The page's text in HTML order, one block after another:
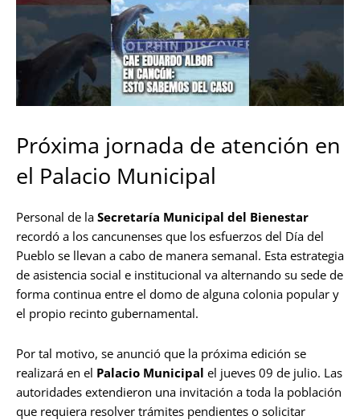
Próxima jornada de atención en
el Palacio Municipal
Personal de la Secretaría Municipal del Bienestar
recordó a los cancunenses que los esfuerzos del Día del
Pueblo se llevan a cabo de manera semanal. Esta estrategia
de asistencia social e institucional va alternando su sede de
forma continua entre el domo de alguna colonia popular y
el propio recinto gubernamental.
Por tal motivo, se anunció que la próxima edición se
realizará en el Palacio Municipal el jueves 09 de julio. Las
autoridades extendieron una invitación a toda la población
que requiera resolver trámites pendientes o solicitar